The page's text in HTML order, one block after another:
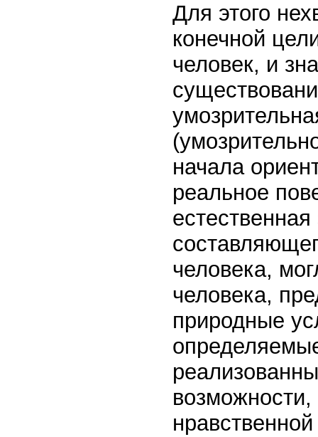
Для этого
конечной
человек, и
начала
реальное
человека,
человека,
природные
возможности,